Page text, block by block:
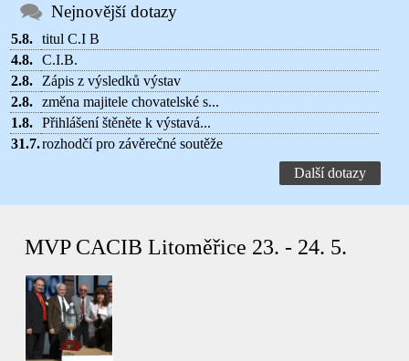
Nejnovější dotazy
5.8. titul C.I B
4.8. C.I.B.
2.8.
Zápis z výsledků výstav
2.8. změna majitele chovatelské s...
1.8. Přihlášení štěněte k výstavá...
31.7.rozhodčí pro závěrečné soutěže
Další dotazy
MVP CACIB Litoměřice 23. - 24. 5.